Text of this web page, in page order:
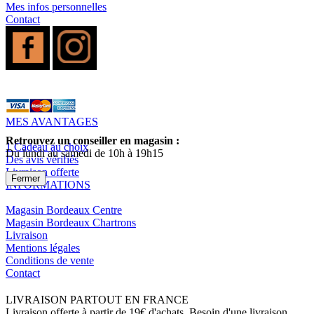
Mes infos personnelles
Contact
MES AVANTAGES
1 Cadeau au choix
Des avis vérifiés
Livraison offerte
INFORMATIONS
Magasin Bordeaux Centre
Magasin Bordeaux Chartrons
Livraison
Mentions légales
Conditions de vente
Contact
LIVRAISON PARTOUT EN FRANCE
Retrouvez un conseiller en magasin :
Du lundi au samedi de 10h à 19h15
Fermer